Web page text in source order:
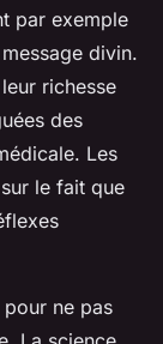
par exemple
divin.
richesse
des
Les
le fait que
ne pas